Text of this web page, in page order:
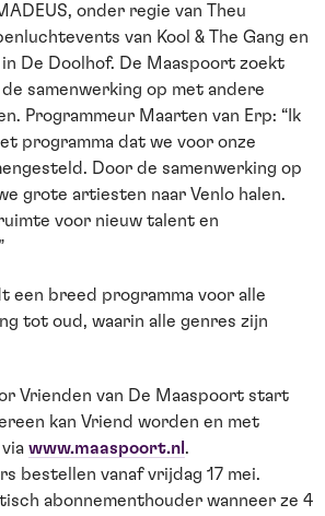
onder regie van Theu
van Kool & The Gang en
De Doolhof. De Maaspoort zoekt
samenwerking op met andere
Programmeur Maarten van Erp: “Ik
programma dat we voor onze
Door de samenwerking op
grote artiesten naar Venlo halen.
voor nieuw talent en
een breed programma voor alle
tot oud, waarin alle genres zijn
Vrienden van De Maaspoort start
kan Vriend worden en met
www.maaspoort.nl .
bestellen vanaf vrijdag 17 mei.
abonnementhouder wanneer ze 4